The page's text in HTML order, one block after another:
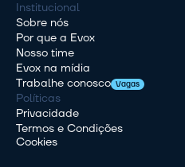
Institucional
Sobre nós
Por que a Evox
Nosso time
Evox na mídia
Trabalhe conosco Vagas
Políticas
Privacidade
Termos e Condições
Cookies